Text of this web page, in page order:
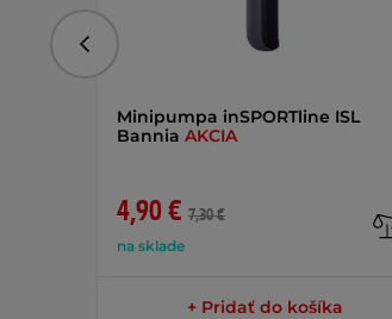
Minipumpa inSPORTline ISL
Bannia AKCIA
4,90 € 7,30 €
na sklade
+ Pridať do košíka
Predchádzajúce